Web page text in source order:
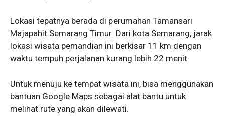
Lokasi tepatnya berada di perumahan Tamansari
Majapahit Semarang Timur. Dari kota Semarang, jarak
lokasi wisata pemandian ini berkisar 11 km dengan
waktu tempuh perjalanan kurang lebih 22 menit.
Untuk menuju ke tempat wisata ini, bisa menggunakan
bantuan Google Maps sebagai alat bantu untuk
melihat rute yang akan dilewati.